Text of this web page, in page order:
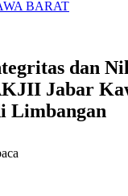
BARAT
dan
Jabar
Limbangan